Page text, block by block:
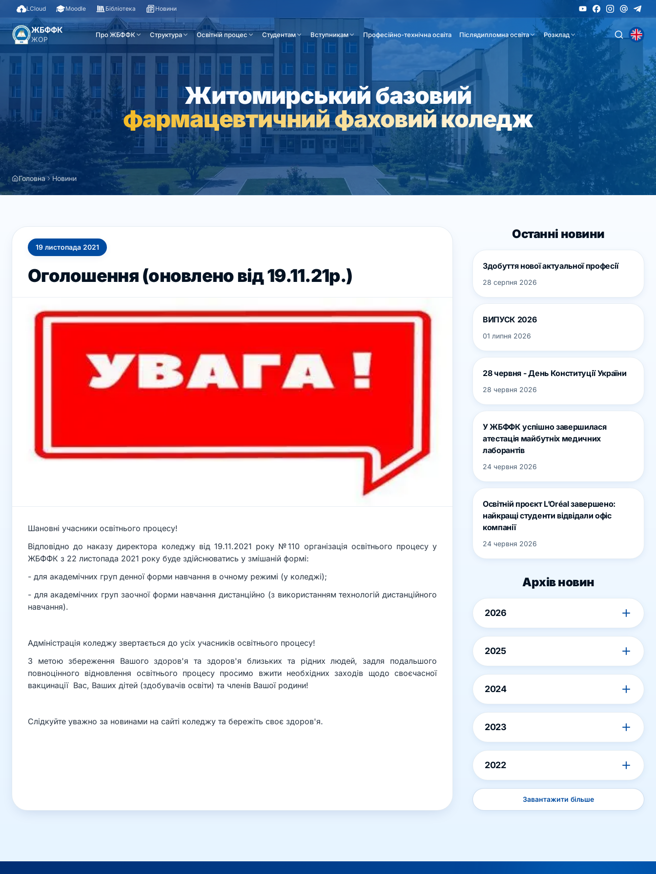
LCloud Moodle Бібліотека Новини
ЖБФФК
ЖОР
Про ЖБФФК Структура Освітній процес Студентам Вступникам Професійно-технічна освіта Післядипломна освіта Розклад
Житомирський базовий
фармацевтичний фаховий коледж
Головна Новини
19 листопада 2021
Оголошення (оновлено від 19.11.21р.)
Шановні учасники освітнього процесу!
Відповідно до наказу директора коледжу від 19.11.2021 року №110 організація освітнього процесу у
ЖБФФК з 22 листопада 2021 року буде здійснюватись у змішаній формі:
- для академічних груп денної форми навчання в очному режимі (у коледжі);
- для академічних груп заочної форми навчання дистанційно (з використанням технологій дистанційного
навчання).
Адміністрація коледжу звертається до усіх учасників освітнього процесу!
З метою збереження Вашого здоров'я та здоров'я близьких та рідних людей, задля подальшого
повноцінного відновлення освітнього процесу просимо вжити необхідних заходів щодо своєчасної
вакцинації Вас, Ваших дітей (здобувачів освіти) та членів Вашої родини!
Слідкуйте уважно за новинами на сайті коледжу та бережіть своє здоров'я.
Останні новини
Здобуття нової актуальної професії
28 серпня 2026
ВИПУСК 2026
01 липня 2026
28 червня - День Конституції України
28 червня 2026
У ЖБФФК успішно завершилася
атестація майбутніх медичних
лаборантів
24 червня 2026
Освітній проєкт L’Oréal завершено:
найкращі студенти відвідали офіс
компанії
24 червня 2026
Архів новин
2026
2025
2024
2023
2022
Завантажити більше